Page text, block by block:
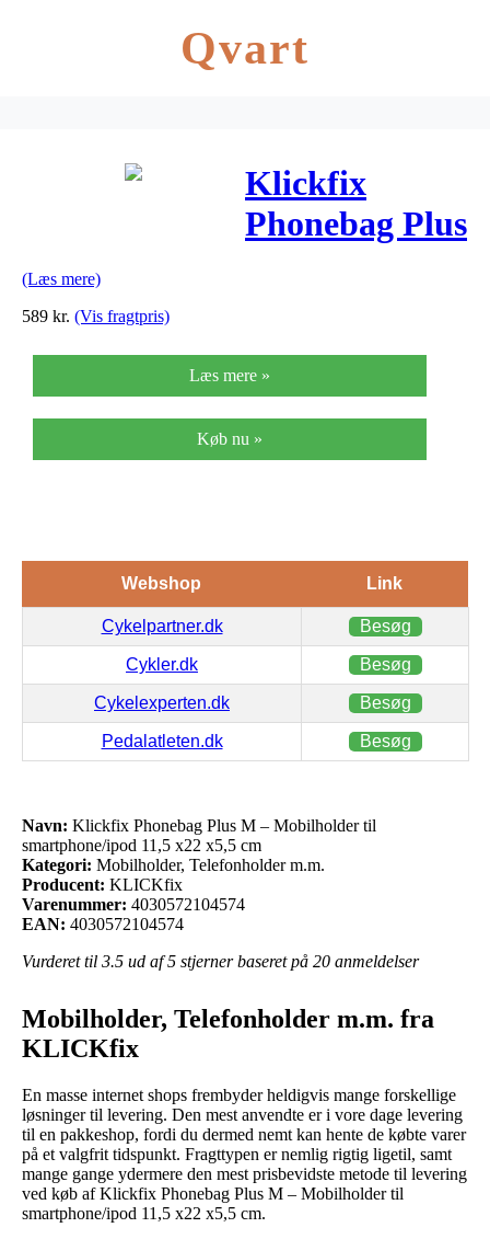
Qvart
Klickfix
Phonebag Plus
til
smartphone/
11,5 x22 x5,5
cm
(Læs mere)
589 kr. (Vis fragtpris)
Læs mere »
Køb nu »
Webshop Link
Cykelpartner.dk Besøg
Cykler.dk Besøg
Cykelexperten.dk Besøg
Pedalatleten.dk Besøg
Navn: Klickfix Phonebag Plus M – Mobilholder til
smartphone/ipod 11,5 x22 x5,5 cm
Kategori: Mobilholder, Telefonholder m.m.
Producent: KLICKfix
Varenummer: 4030572104574
EAN: 4030572104574
Vurderet til 3.5 ud af 5 stjerner baseret på 20 anmeldelser
Mobilholder, Telefonholder m.m. fra
KLICKfix
En masse internet shops frembyder heldigvis mange forskellige
løsninger til levering. Den mest anvendte er i vore dage levering
til en pakkeshop, fordi du dermed nemt kan hente de købte varer
på et valgfrit tidspunkt. Fragttypen er nemlig rigtig ligetil, samt
mange gange ydermere den mest prisbevidste metode til levering
ved køb af Klickfix Phonebag Plus M – Mobilholder til
smartphone/ipod 11,5 x22 x5,5 cm.